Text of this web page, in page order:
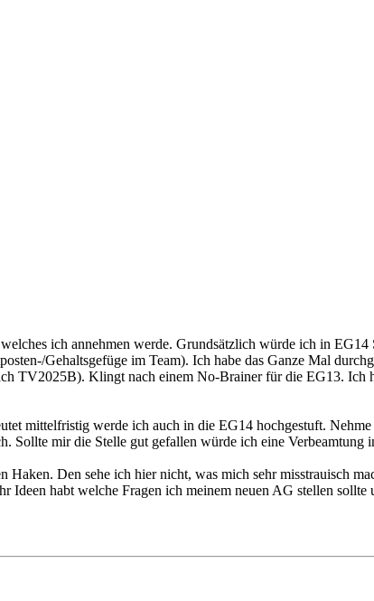
ich annehmen werde. Grundsätzlich würde ich in
Gehaltsgefüge im Team). Ich habe das Ganze Mal
TV2025B). Klingt nach einem No-Brainer für die EG13.
mittelfristig werde ich auch in die EG14 hochgestuft.
Sollte mir die Stelle gut gefallen würde ich eine
Haken. Den sehe ich hier nicht, was mich sehr misstrauisch
Ideen habt welche Fragen ich meinem neuen AG stellen